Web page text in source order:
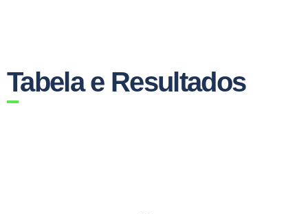
Tabela e Resultados